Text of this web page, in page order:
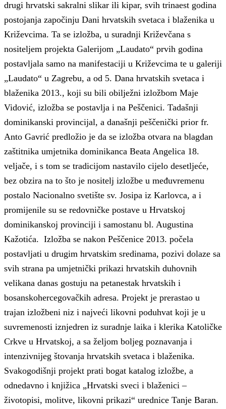
drugi hrvatski sakralni slikar ili kipar, svih trinaest godina
postojanja započinju Dani hrvatskih svetaca i blaženika u
Križevcima. Ta se izložba, u suradnji Križevčana s
nositeljem projekta Galerijom „Laudato“ prvih godina
postavljala samo na manifestaciji u Križevcima te u galeriji
„Laudato“ u Zagrebu, a od 5. Dana hrvatskih svetaca i
blaženika 2013., koji su bili obilježni izložbom Maje
Vidović, izložba se postavlja i na Peščenici. Tadašnji
dominikanski provincijal, a današnji peščenički prior fr.
Anto Gavrić predložio je da se izložba otvara na blagdan
zaštitnika umjetnika dominikanca Beata Angelica 18.
veljače, i s tom se tradicijom nastavilo cijelo desetljeće,
bez obzira na to što je nositelj izložbe u međuvremenu
postalo Nacionalno svetište sv. Josipa iz Karlovca, a i
promijenile su se redovničke postave u Hrvatskoj
dominikanskoj provinciji i samostanu bl. Augustina
Kažotića. Izložba se nakon Peščenice 2013. počela
postavljati u drugim hrvatskim sredinama, pozivi dolaze sa
svih strana pa umjetnički prikazi hrvatskih duhovnih
velikana danas gostuju na petanestak hrvatskih i
bosanskohercegovačkih adresa. Projekt je prerastao u
trajan izložbeni niz i najveći likovni poduhvat koji je u
suvremenosti iznjedren iz suradnje laika i klerika Katoličke
Crkve u Hrvatskoj, a sa željom boljeg poznavanja i
intenzivnijeg štovanja hrvatskih svetaca i blaženika.
Svakogodišnji projekt prati bogat katalog izložbe, a
odnedavno i knjižica „Hrvatski sveci i blaženici –
životopisi, molitve, likovni prikazi“ urednice Tanje Baran.